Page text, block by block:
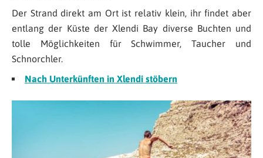
Der Strand direkt am Ort ist relativ klein, ihr findet aber
entlang der Küste der Xlendi Bay diverse Buchten und
tolle Möglichkeiten für Schwimmer, Taucher und
Schnorchler.
Nach Unterkünften in Xlendi stöbern